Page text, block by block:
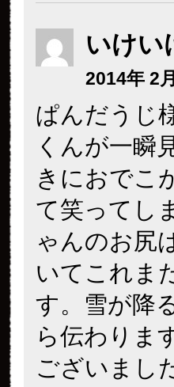
いけい
2014年 2
ぱんだうじ
くんが一瞬
きにおでこ
て笑ってし
ゃんのお尻
いてこれま
す。雪が降
ら伝わりま
ございまし